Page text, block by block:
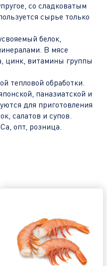
со сладковатым
сырье только
белок,
В мясе
цинк, витамины группы
тепловой обработки.
паназиатской и
для приготовления
салатов и супов.
опт, розница.